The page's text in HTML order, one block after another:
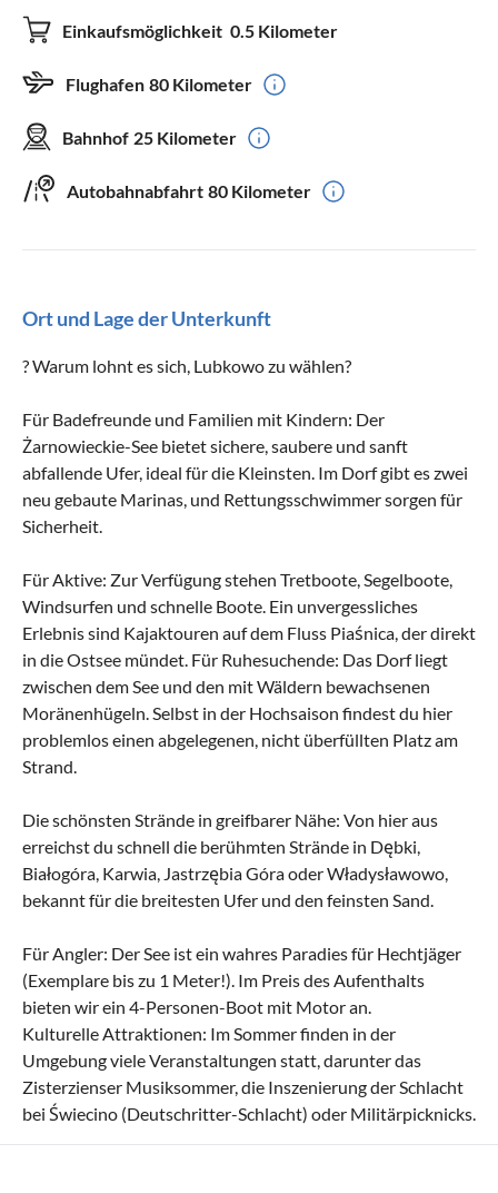
Einkaufsmöglichkeit 0.5 Kilometer
Flughafen 80 Kilometer
Bahnhof 25 Kilometer
Autobahnabfahrt 80 Kilometer
Ort und Lage der Unterkunft
? Warum lohnt es sich, Lubkowo zu wählen?
Für Badefreunde und Familien mit Kindern: Der
Żarnowieckie-See bietet sichere, saubere und sanft
abfallende Ufer, ideal für die Kleinsten. Im Dorf gibt es zwei
neu gebaute Marinas, und Rettungsschwimmer sorgen für
Sicherheit.
Für Aktive: Zur Verfügung stehen Tretboote, Segelboote,
Windsurfen und schnelle Boote. Ein unvergessliches
Erlebnis sind Kajaktouren auf dem Fluss Piaśnica, der direkt
in die Ostsee mündet. Für Ruhesuchende: Das Dorf liegt
zwischen dem See und den mit Wäldern bewachsenen
Moränenhügeln. Selbst in der Hochsaison findest du hier
problemlos einen abgelegenen, nicht überfüllten Platz am
Strand.
Die schönsten Strände in greifbarer Nähe: Von hier aus
erreichst du schnell die berühmten Strände in Dębki,
Białogóra, Karwia, Jastrzębia Góra oder Władysławowo,
bekannt für die breitesten Ufer und den feinsten Sand.
Für Angler: Der See ist ein wahres Paradies für Hechtjäger
(Exemplare bis zu 1 Meter!). Im Preis des Aufenthalts
bieten wir ein 4-Personen-Boot mit Motor an.
Kulturelle Attraktionen: Im Sommer finden in der
Umgebung viele Veranstaltungen statt, darunter das
Zisterzienser Musiksommer, die Inszenierung der Schlacht
bei Świecino (Deutschritter-Schlacht) oder Militärpicknicks.